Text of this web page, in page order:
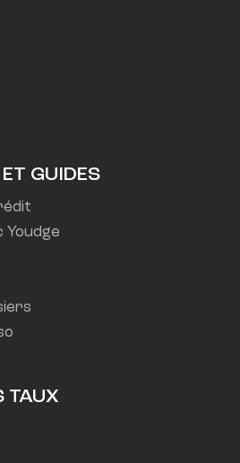
GUIDES
Youdge
TAUX